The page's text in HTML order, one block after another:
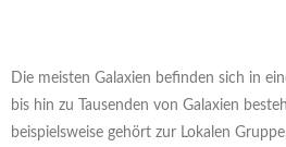
Die meisten Galaxien befinden sich in
bis hin zu Tausenden von Galaxien
beispielsweise gehört zur Lokalen